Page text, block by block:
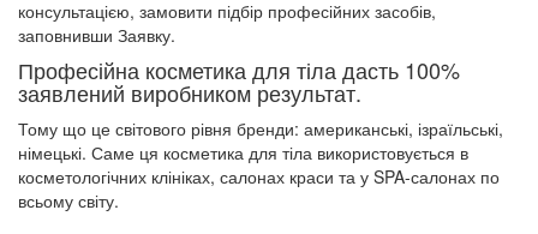
консультацією, замовити підбір професійних засобів,
заповнивши Заявку.
Професійна косметика для тіла дасть 100%
заявлений виробником результат.
Тому що це світового рівня бренди: американські, ізраїльські,
німецькі. Саме ця косметика для тіла використовується в
косметологічних клініках, салонах краси та у SPA-салонах по
всьому світу.